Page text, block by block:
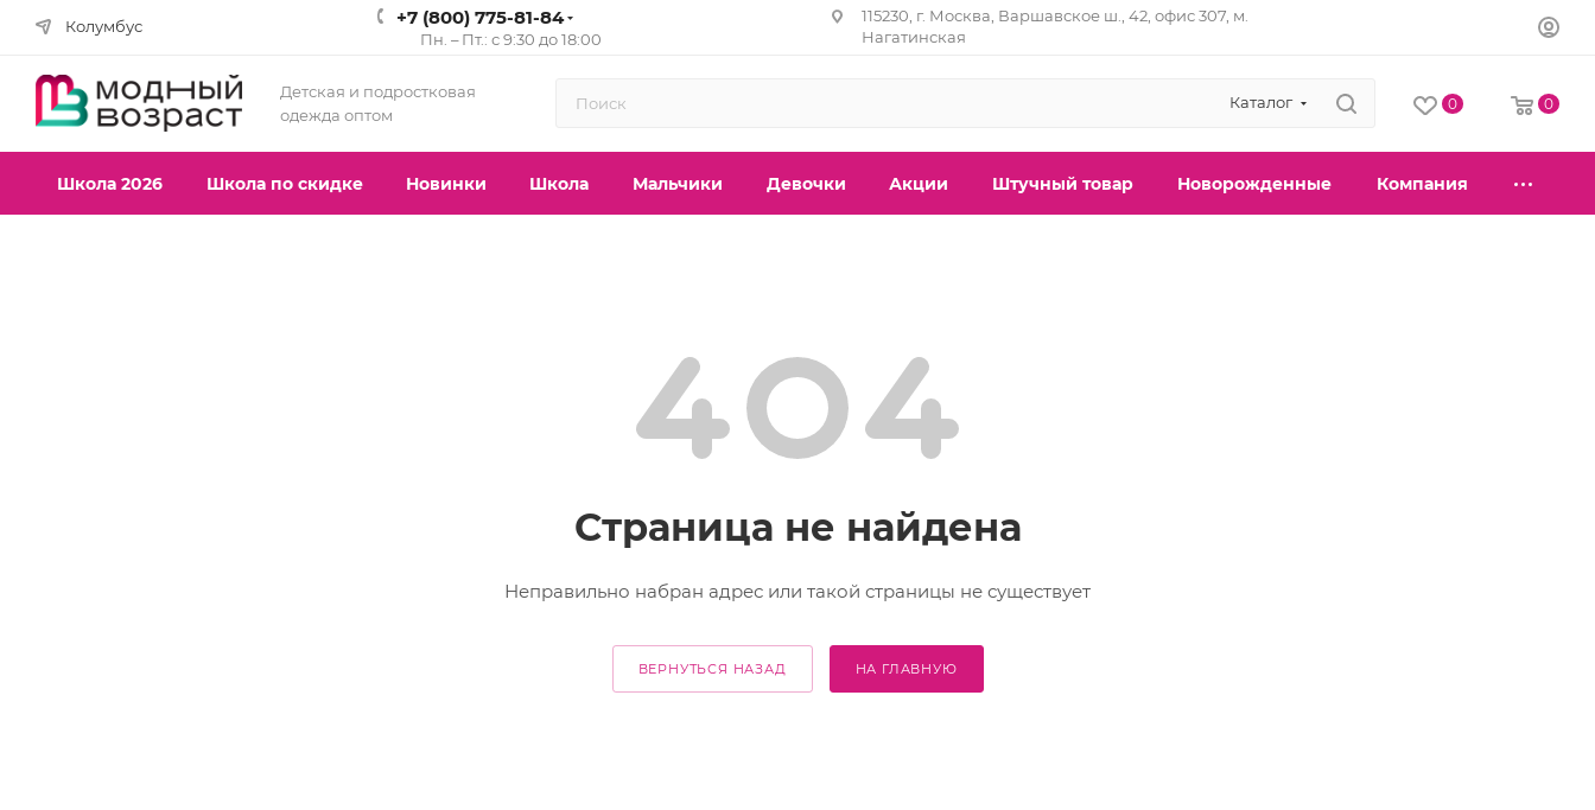
Колумбус +7 (800) 775-81-84
Пн. – Пт.: с 9:30 до 18:00
115230, г. Москва, Варшавское ш., 42, офис 307, м.
Нагатинская
Детская и подростковая
одежда оптом
Каталог 0 0
Школа 2026 Школа по скидке Новинки Школа Мальчики Девочки Акции Штучный товар Новорожденные Компания
Страница не найдена
Неправильно набран адрес или такой страницы не существует
ВЕРНУТЬСЯ НАЗАД НА ГЛАВНУЮ